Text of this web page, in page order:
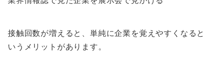
接触回数が増えると、単純に企業を覚えやすくなると
いうメリットがあります。